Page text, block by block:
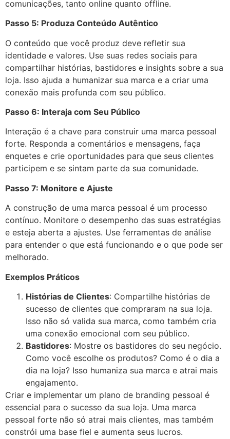
comunicações, tanto online quanto offline.
Passo 5: Produza Conteúdo Autêntico
O conteúdo que você produz deve refletir sua
identidade e valores. Use suas redes sociais para
compartilhar histórias, bastidores e insights sobre a sua
loja. Isso ajuda a humanizar sua marca e a criar uma
conexão mais profunda com seu público.
Passo 6: Interaja com Seu Público
Interação é a chave para construir uma marca pessoal
forte. Responda a comentários e mensagens, faça
enquetes e crie oportunidades para que seus clientes
participem e se sintam parte da sua comunidade.
Passo 7: Monitore e Ajuste
A construção de uma marca pessoal é um processo
contínuo. Monitore o desempenho das suas estratégias
e esteja aberta a ajustes. Use ferramentas de análise
para entender o que está funcionando e o que pode ser
melhorado.
Exemplos Práticos
Histórias de Clientes: Compartilhe histórias de
sucesso de clientes que compraram na sua loja.
Isso não só valida sua marca, como também cria
uma conexão emocional com seu público.
Bastidores: Mostre os bastidores do seu negócio.
Como você escolhe os produtos? Como é o dia a
dia na loja? Isso humaniza sua marca e atrai mais
engajamento.
Criar e implementar um plano de branding pessoal é
essencial para o sucesso da sua loja. Uma marca
pessoal forte não só atrai mais clientes, mas também
constrói uma base fiel e aumenta seus lucros.